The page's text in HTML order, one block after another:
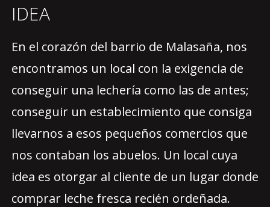
IDEA
En el corazón del barrio de Malasaña, nos
encontramos un local con la exigencia de
conseguir una lechería como las de antes;
conseguir un establecimiento que consiga
llevarnos a esos pequeños comercios que
nos contaban los abuelos. Un local cuya
idea es otorgar al cliente de un lugar donde
comprar leche fresca recién ordeñada.